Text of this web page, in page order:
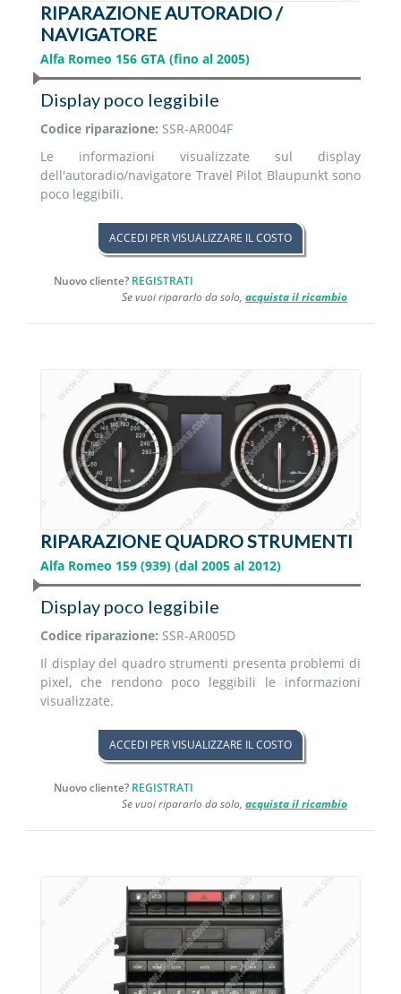
RIPARAZIONE AUTORADIO /
NAVIGATORE
Alfa Romeo 156 GTA (fino al 2005)
Display poco leggibile
Codice riparazione: SSR-AR004F
Le informazioni visualizzate sul display
dell'autoradio/navigatore Travel Pilot Blaupunkt sono
poco leggibili.
ACCEDI PER VISUALIZZARE IL COSTO
Nuovo cliente? REGISTRATI
Se vuoi ripararlo da solo, acquista il ricambio
RIPARAZIONE QUADRO STRUMENTI
Alfa Romeo 159 (939) (dal 2005 al 2012)
Display poco leggibile
Codice riparazione: SSR-AR005D
Il display del quadro strumenti presenta problemi di
pixel, che rendono poco leggibili le informazioni
visualizzate.
ACCEDI PER VISUALIZZARE IL COSTO
Nuovo cliente? REGISTRATI
Se vuoi ripararlo da solo, acquista il ricambio